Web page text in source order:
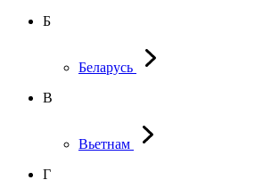
Б
Беларусь
В
Вьетнам
Г